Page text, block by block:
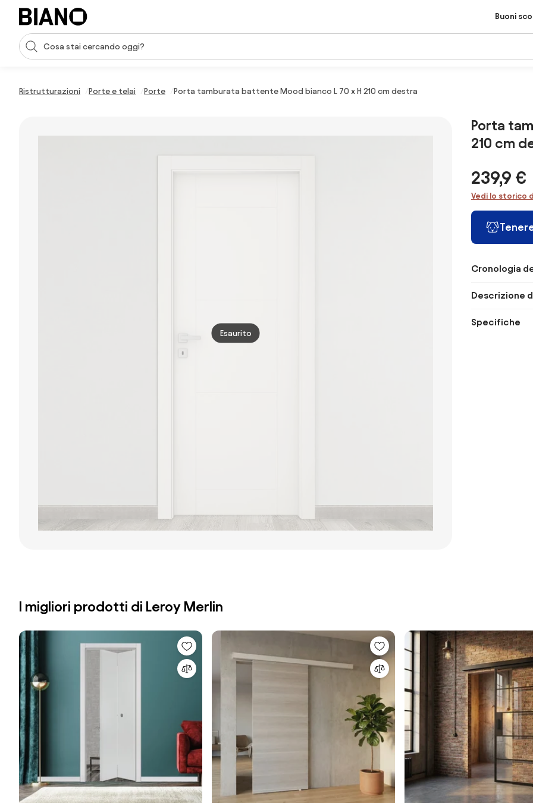
Salta la navigazione, vai al contenuto
Input della ricerca
Buoni
Ristrutturazioni Porte e telai Porte Porta tamburata battente Mood bianco L 70 x H 210 cm destra
Esaurito
Porta
210 cm
239,9 €
Vedi lo storico
Cronologia
Descrizione
Specifiche
I migliori prodotti di Leroy Merlin